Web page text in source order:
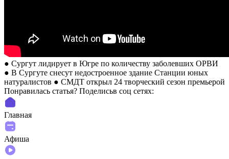
● Сургут лидирует в Югре по количеству заболевших ОРВИ
● В Сургуте снесут недостроенное здание Станции юных
натуралистов ● СМДТ открыл 24 творческий сезон премьерой
Понравилась статья? Поделиcьв соц сетях:
Главная
Афиша